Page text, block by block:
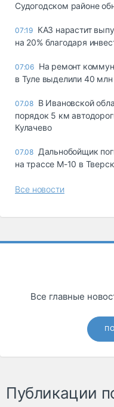
Судогодском районе
07:19 КАЗ нарастит
на 20% благодаря
07:06 На ремонт
в Туле выделили 40 млн
07.08 В Ивановской
порядок 5 км
Кулачево
07.08 Дальнобойщик
на трассе М-10 в
Все новости
Все главные
Публикации